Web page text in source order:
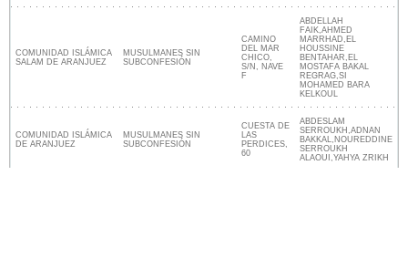
COMUNIDAD ISLÁMICA
SALAM DE ARANJUEZ
MUSULMANES SIN
SUBCONFESIÓN
CAMINO
DEL MAR
CHICO,
S/N, NAVE
F
ABDELLAH
FAIK,AHMED
MARRHAD,EL
HOUSSINE
BENTAHAR,EL
MOSTAFA BAKAL
REGRAG,SI
MOHAMED BARA
KELKOUL
COMUNIDAD ISLÁMICA
DE ARANJUEZ
MUSULMANES SIN
SUBCONFESIÓN
CUESTA DE
LAS
PERDICES,
60
ABDESLAM
SERROUKH,ADNAN
BAKKAL,NOUREDDINE
SERROUKH
ALAOUI,YAHYA ZRIKH